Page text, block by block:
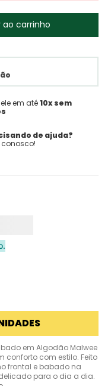
ao carrinho
em até10x sem
de ajuda?
conosco!
em Algodão Malwee
conforto com estilo. Feito
frontal e babado na
para o dia a dia.